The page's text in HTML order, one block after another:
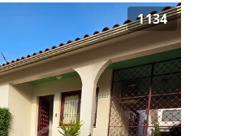
1134